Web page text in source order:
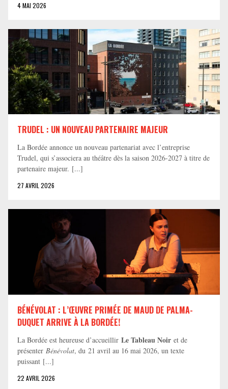
4 MAI 2026
TRUDEL : UN NOUVEAU PARTENAIRE MAJEUR
La Bordée annonce un nouveau partenariat avec l’entreprise
Trudel, qui s’associera au théâtre dès la saison 2026-2027 à titre de
partenaire majeur. [...]
27 AVRIL 2026
BÉNÉVOLAT : L’ŒUVRE PRIMÉE DE MAUD DE PALMA-
DUQUET ARRIVE À LA BORDÉE!
La Bordée est heureuse d’accueillir Le Tableau Noir et de
présenter Bénévolat, du 21 avril au 16 mai 2026, un texte
puissant [...]
22 AVRIL 2026